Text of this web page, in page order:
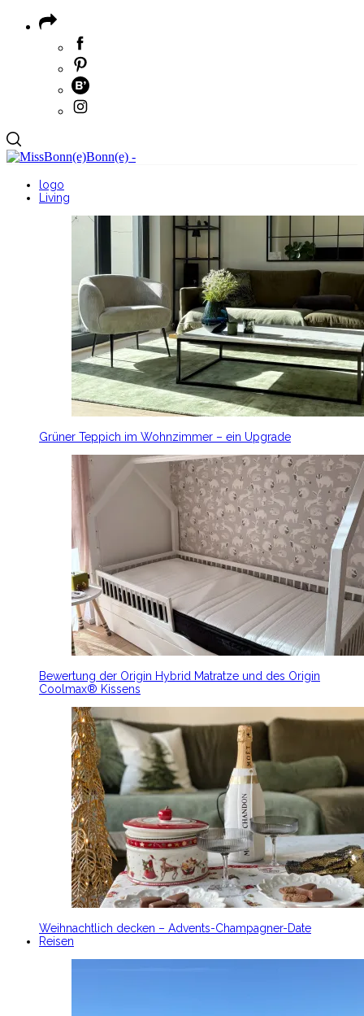
logo
Living
Grüner Teppich im Wohnzimmer – ein Upgrade
Bewertung der Origin Hybrid Matratze und des Origin
Coolmax® Kissens
Weihnachtlich decken – Advents-Champagner-Date
Reisen